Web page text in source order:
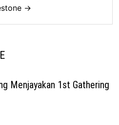
→
Menjayakan 1st Gathering